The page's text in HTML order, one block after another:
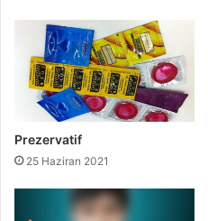
Prezervatif
25 Haziran 2021